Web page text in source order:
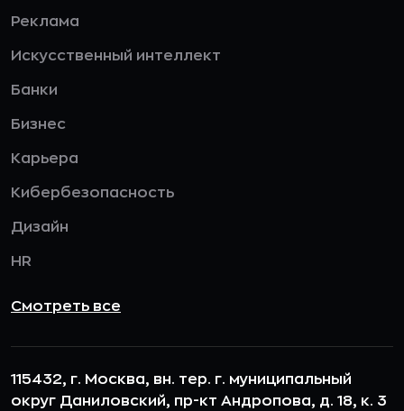
Реклама
Искусственный интеллект
Банки
Бизнес
Карьера
Кибербезопасность
Дизайн
HR
Смотреть все
115432, г. Москва, вн. тер. г. муниципальный
округ Даниловский, пр-кт Андропова, д. 18, к. 3